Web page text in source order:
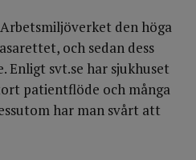
den höga
och sedan dess
Enligt svt.se har sjukhuset
patientflöde och många
har man svårt att